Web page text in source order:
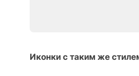
Иконки с таким же